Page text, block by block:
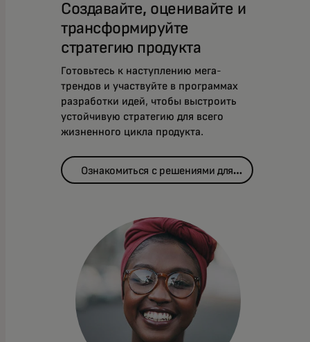
Создавайте, оценивайте и
трансформируйте
стратегию продукта
Готовьтесь к наступлению мега-
трендов и участвуйте в программах
разработки идей, чтобы выстроить
устойчивую стратегию для всего
жизненного цикла продукта.
Ознакомиться с решениями для